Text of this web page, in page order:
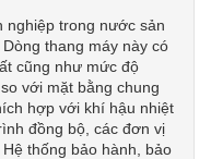
nghiệp trong nước sản
thang máy này có
cũng như mức độ
với mặt bằng chung
hợp với khí hậu nhiệt
đồng bộ, các đơn vị
thống bảo hành, bảo